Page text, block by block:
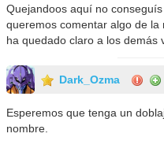
Quejandoos aquí no
queremos comentar algo de
ha quedado claro a los demás
Dark_Ozma
Esperemos que tenga un
nombre.